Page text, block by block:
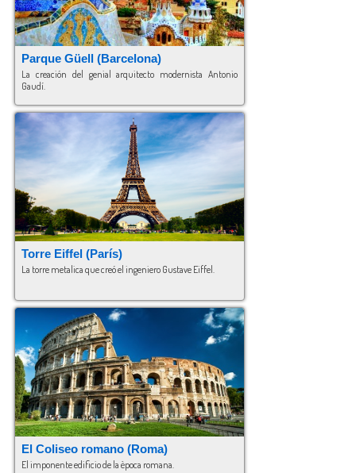
Parque Güell (Barcelona)
La creación del genial arquitecto modernista Antonio
Gaudí.
Torre Eiffel (París)
La torre metalica que creó el ingeniero Gustave Eiffel.
El Coliseo romano (Roma)
El imponente edificio de la època romana.